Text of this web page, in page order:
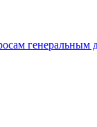
генеральным